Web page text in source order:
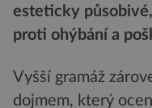
esteticky působiv
proti ohýbání a poš
Vyšší gramáž
dojmem, který